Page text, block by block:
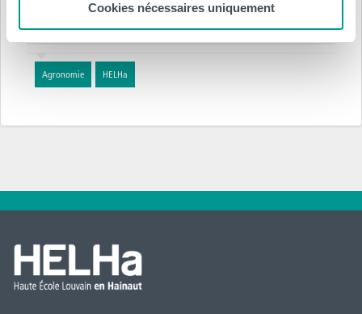
Cookies nécessaires uniquement
Département(s) :
Agronomie HELHa